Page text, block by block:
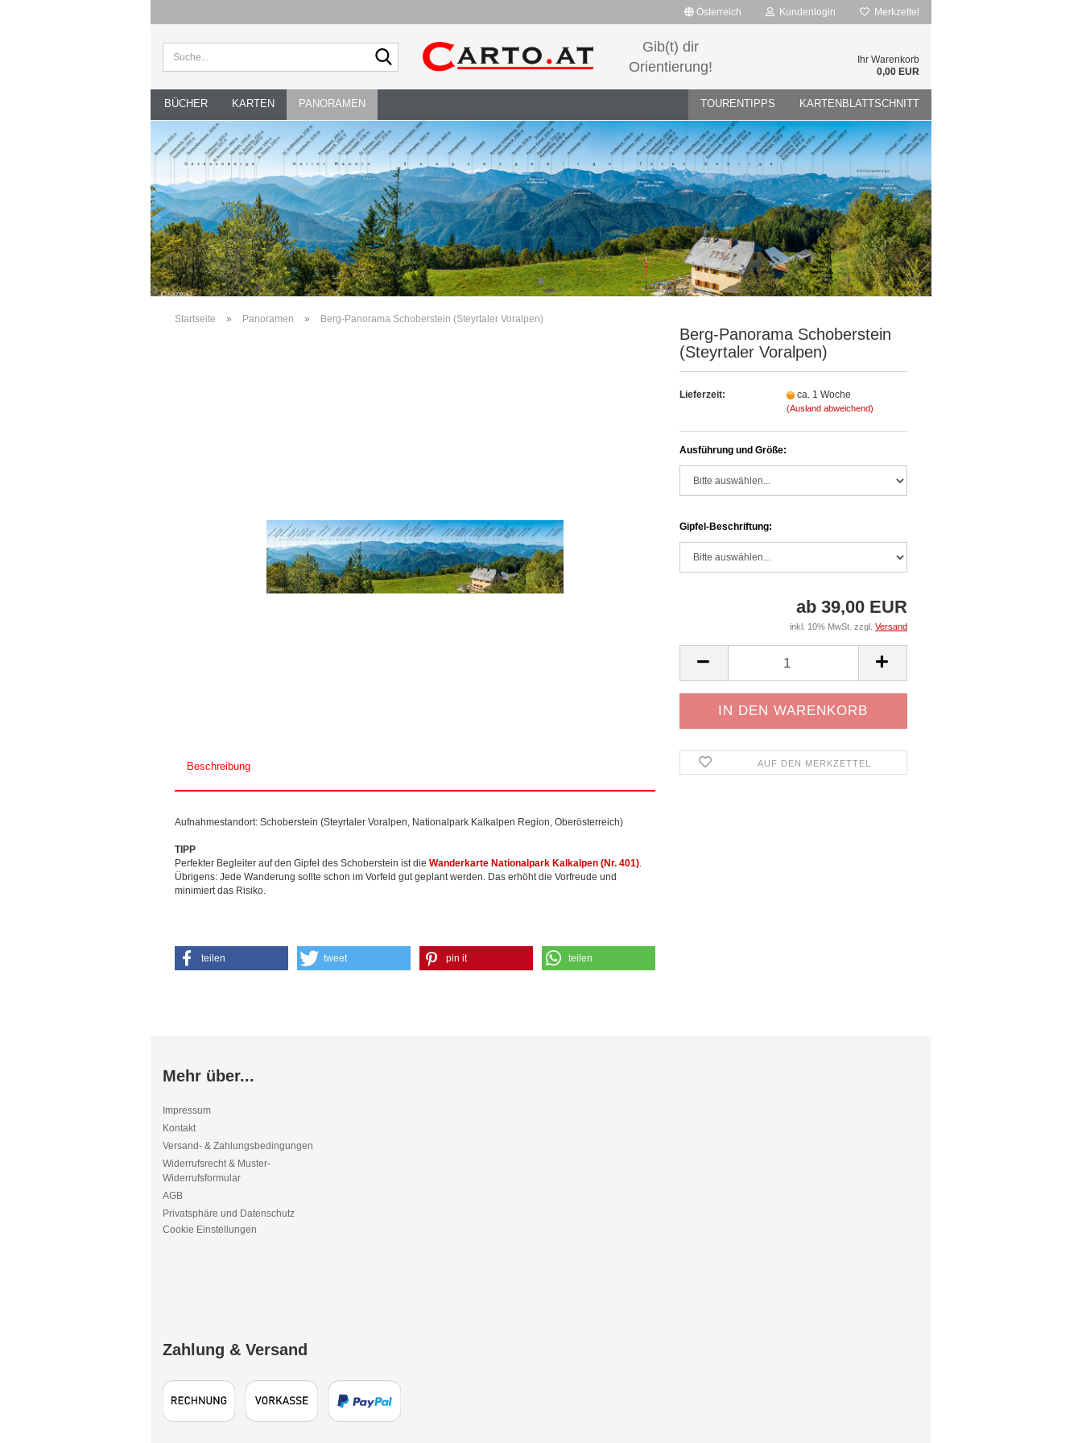
Österreich
Lieferland
Kundenlogin
Konto erstellen
Passwort vergessen?
Merkzettel
Gib(t) dir
Orientierung!
Ihr Warenkorb
0,00 EUR
BÜCHER KARTEN PANORAMEN TOURENTIPPS KARTENBLATTSCHNITT
Startseite » Panoramen » Berg-Panorama Schoberstein (Steyrtaler Voralpen)
Berg-Panorama Schoberstein
(Steyrtaler Voralpen)
Lieferzeit: ca. 1 Woche
(Ausland abweichend)
Ausführung und Größe:
Gipfel-Beschriftung:
ab 39,00 EUR
inkl. 10% MwSt. zzgl. Versand
AUF DEN MERKZETTEL
Beschreibung
Aufnahmestandort: Schoberstein (Steyrtaler Voralpen, Nationalpark Kalkalpen Region, Oberösterreich)
TIPP
Perfekter Begleiter auf den Gipfel des Schoberstein ist die Wanderkarte Nationalpark Kalkalpen (Nr. 401).
Übrigens: Jede Wanderung sollte schon im Vorfeld gut geplant werden. Das erhöht die Vorfreude und
minimiert das Risiko.
teilen tweet pin it teilen
Mehr über...
Impressum
Kontakt
Versand- & Zahlungsbedingungen
Widerrufsrecht & Muster-
Widerrufsformular
AGB
Privatsphäre und Datenschutz
Cookie Einstellungen
Zahlung & Versand